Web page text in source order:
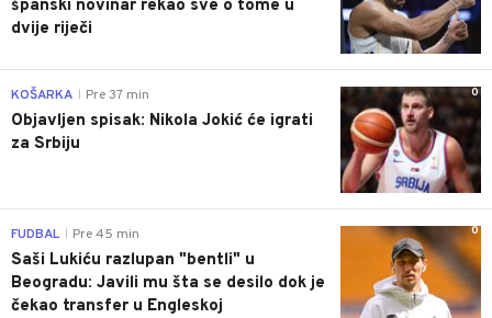
španski novinar rekao sve o tome u
dvije riječi
0
KOŠARKA Pre 37 min
Objavljen spisak: Nikola Jokić će igrati
za Srbiju
0
FUDBAL Pre 45 min
Saši Lukiću razlupan "bentli" u
Beogradu: Javili mu šta se desilo dok je
čekao transfer u Engleskoj